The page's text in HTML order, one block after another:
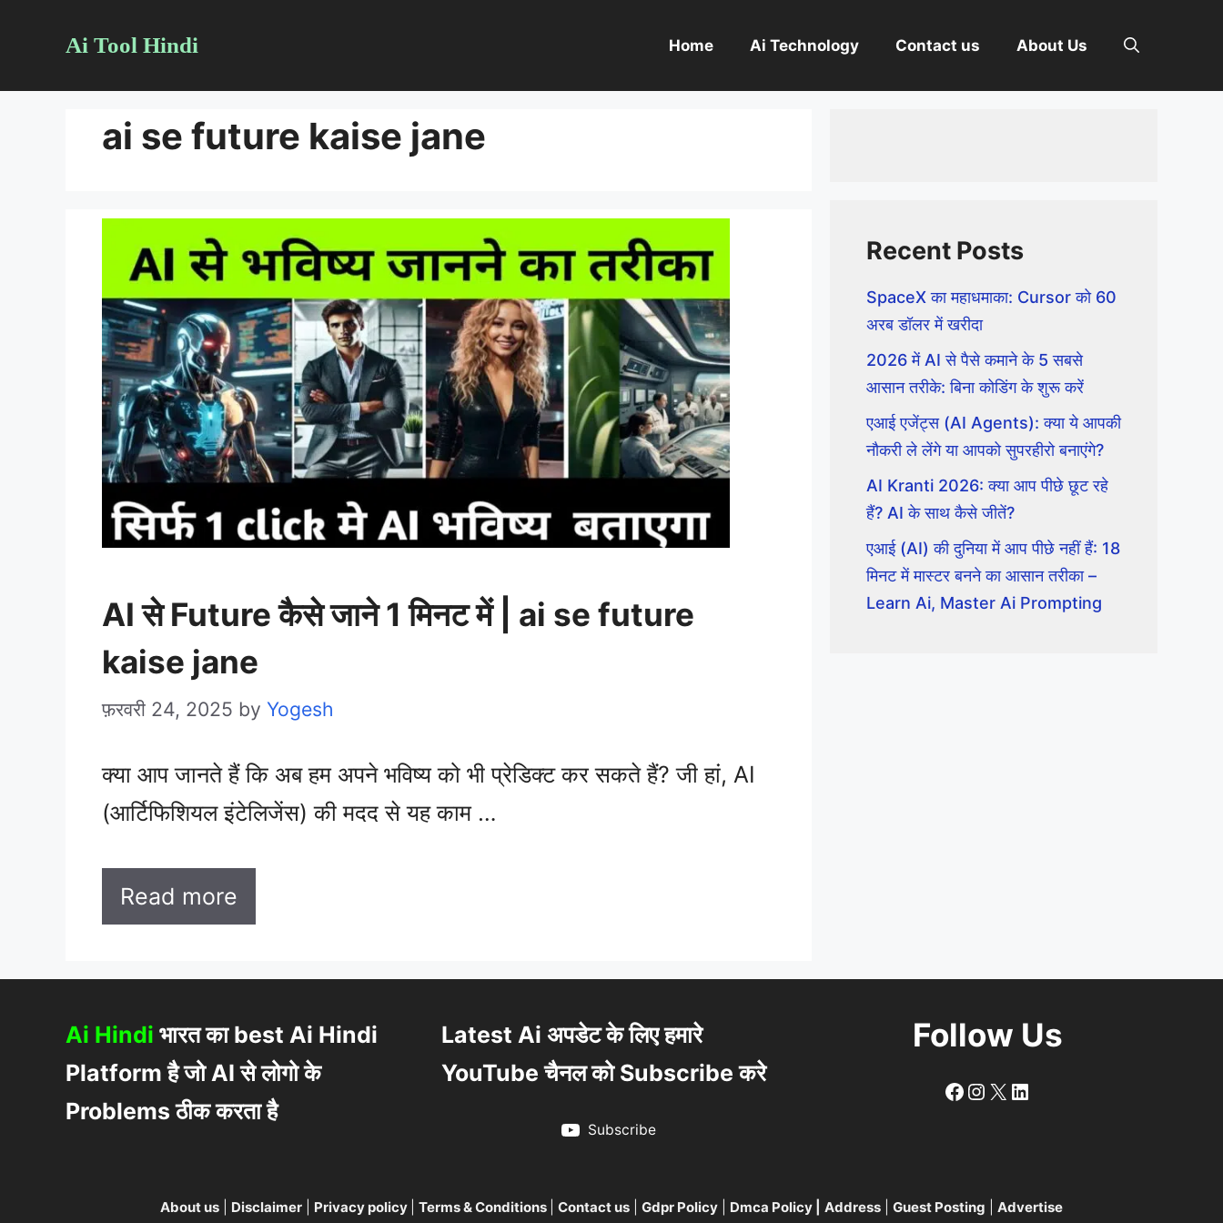
content
Ai Tool Hindi Home Ai Technology Contact us About Us
ai se future kaise jane
AI से Future कैसे जाने 1 मिनट में | ai se future
kaise jane
फ़रवरी 24, 2025 by Yogesh
क्या आप जानते हैं कि अब हम अपने भविष्य को भी प्रेडिक्ट कर सकते हैं? जी हां, AI
(आर्टिफिशियल इंटेलिजेंस) की मदद से यह काम …
Read more
Recent Posts
SpaceX का महाधमाका: Cursor को 60
अरब डॉलर में खरीदा
2026 में AI से पैसे कमाने के 5 सबसे
आसान तरीके: बिना कोडिंग के शुरू करें
एआई एजेंट्स (AI Agents): क्या ये आपकी
नौकरी ले लेंगे या आपको सुपरहीरो बनाएंगे?
AI Kranti 2026: क्या आप पीछे छूट रहे
हैं? AI के साथ कैसे जीतें?
एआई (AI) की दुनिया में आप पीछे नहीं हैं: 18
मिनट में मास्टर बनने का आसान तरीका –
Learn Ai, Master Ai Prompting
Ai Hindi भारत का best Ai Hindi
Platform है जो AI से लोगो के
Problems ठीक करता है
Latest Ai अपडेट के लिए हमारे
YouTube चैनल को Subscribe करे
Subscribe
Follow Us
Follow
Follow
X LinkedIn
About us Disclaimer Privacy policy Terms & Conditions Contact us Gdpr Policy Dmca Policy Address Guest Posting Advertise